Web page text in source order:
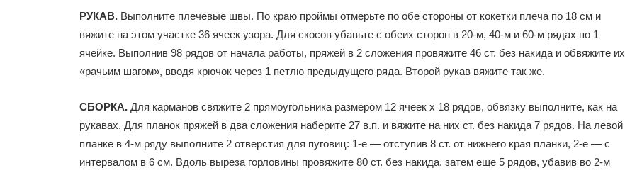
РУКАВ. Выполните плечевые швы. По краю проймы отмерьте по обе стороны от кокетки плеча по 18 см и
вяжите на этом участке 36 ячеек узора. Для скосов убавьте с обеих сторон в 20-м, 40-м и 60-м рядах по 1
ячейке. Выполнив 98 рядов от начала работы, пряжей в 2 сложения провяжите 46 ст. без накида и обвяжите их
«рачьим шагом», вводя крючок через 1 петлю предыдущего ряда. Второй рукав вяжите так же.
СБОРКА. Для карманов свяжите 2 прямоугольника размером 12 ячеек х 18 рядов, обвязку выполните, как на
рукавах. Для планок пряжей в два сложения наберите 27 в.п. и вяжите на них ст. без накида 7 рядов. На левой
планке в 4-м ряду выполните 2 отверстия для пуговиц: 1-е — отступив 8 ст. от нижнего края планки, 2-е — с
интервалом в 6 см. Вдоль выреза горловины провяжите 80 ст. без накида, затем еще 5 рядов, убавив во 2-м